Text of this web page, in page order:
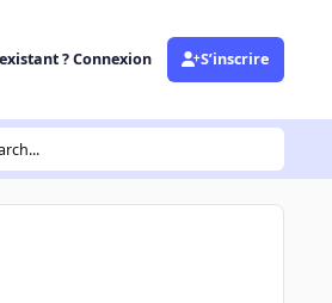
? Connexion S’inscrire